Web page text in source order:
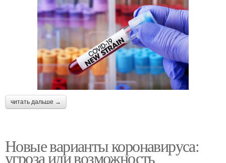
читать дальше →
Новые варианты коронавируса:
угроза или возможность